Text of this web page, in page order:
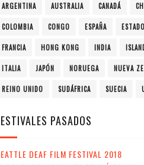
ARGENTINA AUSTRALIA CANADÁ
COLOMBIA CONGO ESPAÑA
FRANCIA HONG KONG INDIA
ITALIA JAPÓN NORUEGA NUEVA
REINO UNIDO SUDÁFRICA SUECIA
PASADOS
DEAF FILM FESTIVAL 2018